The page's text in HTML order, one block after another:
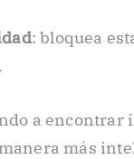
: bloquea
a
más